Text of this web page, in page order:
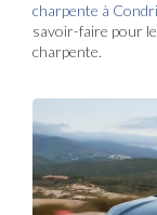
charpente à
savoir-faire pour
charpente.